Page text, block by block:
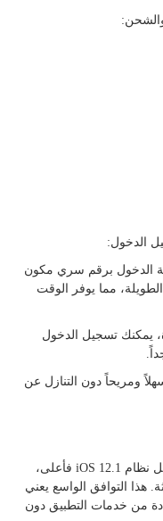
الدخول:
الدخول برقم سري مكون
مما يوفر الوقت
يمكنك تسجيل الدخول
ومريحاً دون التنازل عن
التطبيق يعمل على أجهزة الآيفون التي تشغل نظام iOS 12.1 فأعلى،
هذا التوافق الواسع يعني
من خدمات التطبيق دون